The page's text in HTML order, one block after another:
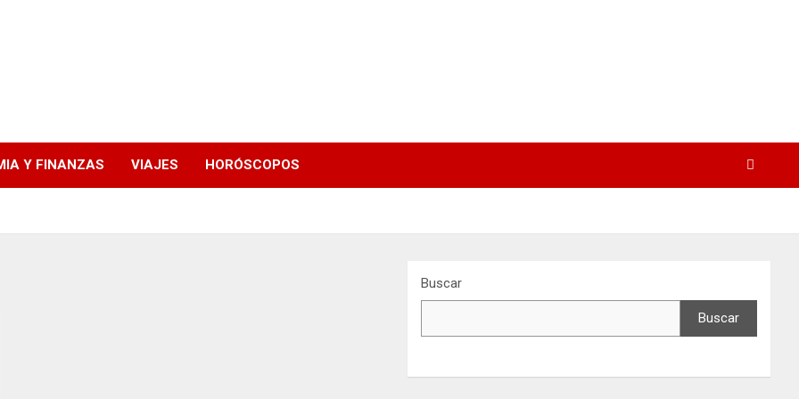
Y FINANZAS VIAJES HORÓSCOPOS
Buscar
Buscar